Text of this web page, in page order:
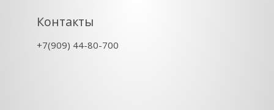
Контакты
+7(909) 44-80-700